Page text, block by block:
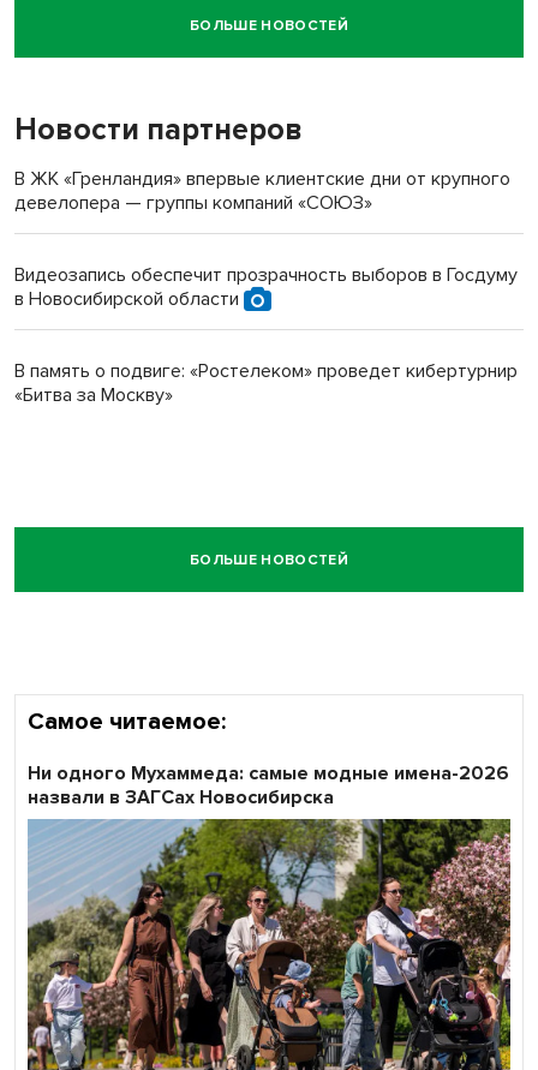
Новосибирский суд наказал водителя за смерть
пенсионерки на вокзале
БОЛЬШЕ НОВОСТЕЙ
Новости партнеров
В ЖК «Гренландия» впервые клиентские дни от крупного
девелопера — группы компаний «СОЮЗ»
Видеозапись обеспечит прозрачность выборов в Госдуму
в Новосибирской области
В память о подвиге: «Ростелеком» проведет кибертурнир
«Битва за Москву»
БОЛЬШЕ НОВОСТЕЙ
Самое читаемое:
Ни одного Мухаммеда: самые модные имена-2026
назвали в ЗАГСах Новосибирска